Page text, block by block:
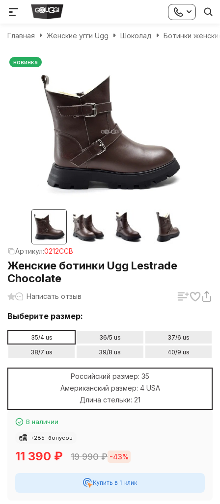
Главная Женские угги Ugg Шоколад Ботинки
новинка
Артикул:0212CCB
Женские ботинки Ugg Lestrade
Chocolate
Написать отзыв
Выберите размер:
35/4 us 36/5 us
37/6 us
38/7 us
39/8 us 40/9 us
Российский размер: 35
Американский размер: 4 USA
Длина стельки: 21
В наличии
+285 бонусов
11 390 ₽ 19 990₽ -43%
Купить в 1 клик